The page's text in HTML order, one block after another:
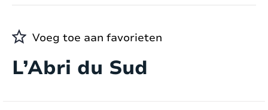
L’Abri du Sud
Voeg toe aan favorieten